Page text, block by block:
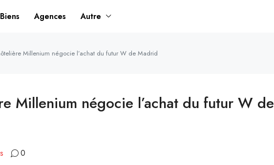
Biens Agences Autre
Millenium négocie l’achat du futur W de Madrid
Millenium négocie l’achat du futur W de
0